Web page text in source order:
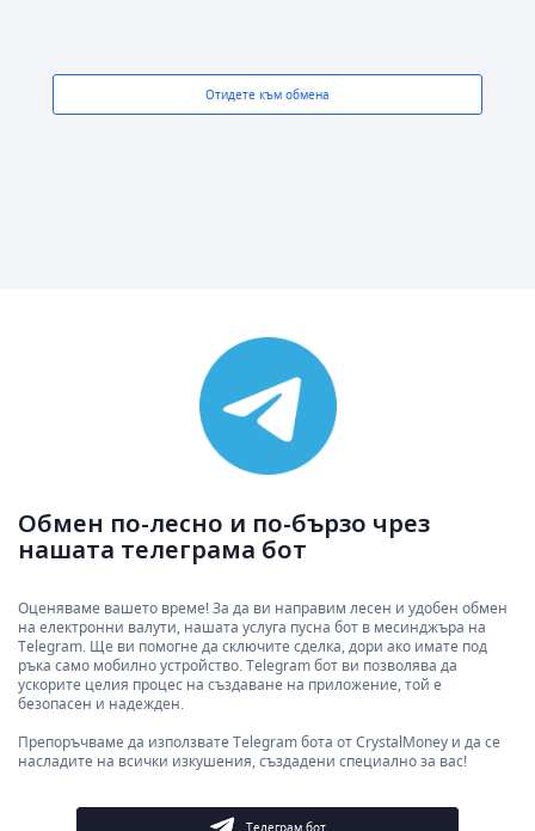
Отидете към обмена
Обмен по-лесно и по-бързо чрез
нашата телеграма бот
Оценяваме вашето време! За да ви направим лесен и удобен обмен
на електронни валути, нашата услуга пусна бот в месинджъра на
Telegram. Ще ви помогне да сключите сделка, дори ако имате под
ръка само мобилно устройство. Telegram бот ви позволява да
ускорите целия процес на създаване на приложение, той е
безопасен и надежден.
Препоръчваме да използвате Telegram бота от CrystalMoney и да се
насладите на всички изкушения, създадени специално за вас!